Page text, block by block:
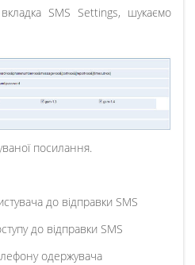
SMS Settings, шукаємо
посилання.
до відправки SMS
до відправки SMS
одержувача